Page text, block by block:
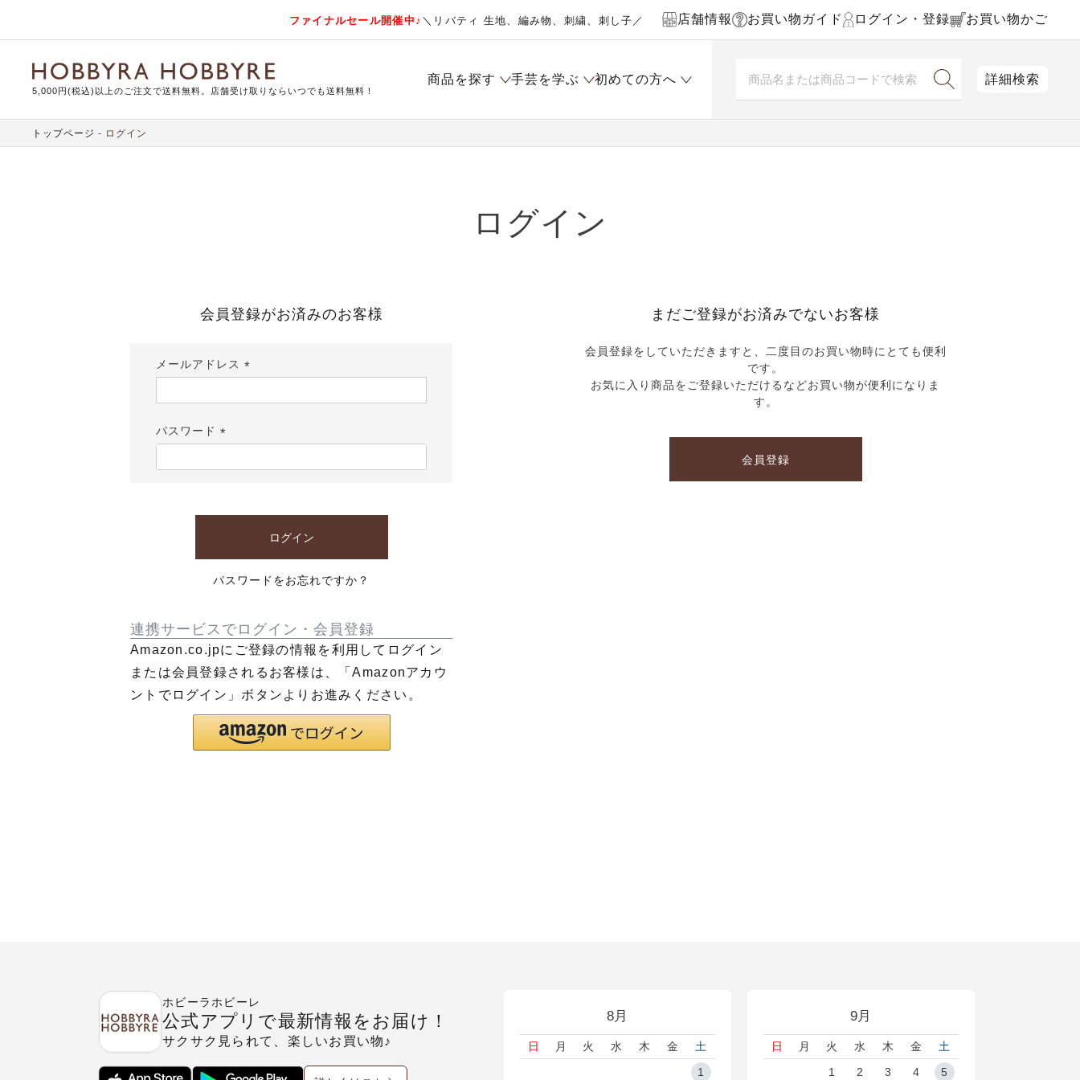
ファイナルセール開催中♪ ＼リバティ 生地、編み物、刺繍、刺し子／ 店舗情報 お買い物ガイド ログイン・登録 お買い物かご
5,000円(税込)以上のご注文で送料無料。店舗受け取りならいつでも送料無料！
商品を探す 手芸を学ぶ 初めての方へ 詳細検索
トップページ ログイン
ログイン
会員登録がお済みのお客様
メールアドレス
須)
パスワード
須)
ログイン
パスワードをお忘れですか？
連携サービスでログイン・会員登録
Amazon.co.jpにご登録の情報を利用してログイン
または会員登録されるお客様は、「Amazonアカウ
ントでログイン」ボタンよりお進みください。
まだご登録がお済みでないお客様
会員登録をしていただきますと、二度目のお買い物時にとても便利
です。
お気に入り商品をご登録いただけるなどお買い物が便利になりま
す。
会員登録
8月
日 月 火 水 木 金
土
1
9月
日 月 火 水 木 金
土
1
2 3 4 5
ホビーラホビーレ
公式アプリで最新情報をお届け！
サクサク見られて、楽しいお買い物♪